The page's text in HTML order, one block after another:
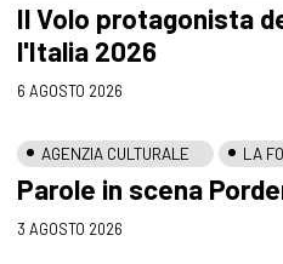
Il Volo protagonista
l'Italia 2026
6 AGOSTO 2026
AGENZIA CULTURALE LA
Parole in scena
3 AGOSTO 2026